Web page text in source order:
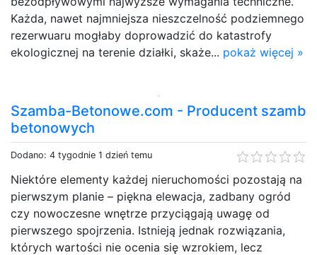
Każda, nawet najmniejsza nieszczelność podziemnego
rezerwuaru mogłaby doprowadzić do katastrofy
ekologicznej na terenie działki, skaże... pokaż więcej »
Szamba-Betonowe.com - Producent szamb
betonowych
Dodano: 4 tygodnie 1 dzień temu
Niektóre elementy każdej nieruchomości pozostają na
pierwszym planie – piękna elewacja, zadbany ogród
czy nowoczesne wnętrze przyciągają uwagę od
pierwszego spojrzenia. Istnieją jednak rozwiązania,
których wartości nie ocenia się wzrokiem, lecz